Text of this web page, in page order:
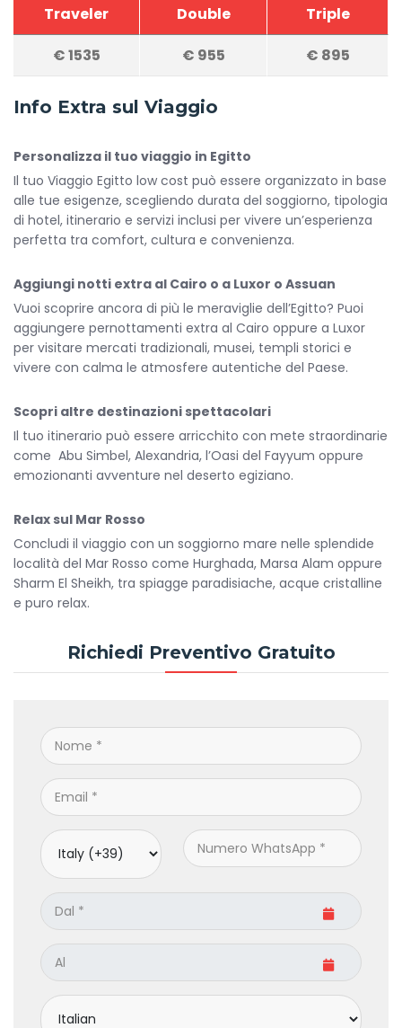
Traveler
Double
Triple
€1535 € 955 € 895
Info Extra sul Viaggio
Personalizza il tuo viaggio in Egitto
Il tuo Viaggio Egitto low cost può essere organizzato in base
alle tue esigenze, scegliendo durata del soggiorno, tipologia
di hotel, itinerario e servizi inclusi per vivere un’esperienza
perfetta tra comfort, cultura e convenienza.
Aggiungi notti extra al Cairo o a Luxor o Assuan
Vuoi scoprire ancora di più le meraviglie dell’Egitto? Puoi
aggiungere pernottamenti extra al Cairo oppure a Luxor
per visitare mercati tradizionali, musei, templi storici e
vivere con calma le atmosfere autentiche del Paese.
Scopri altre destinazioni spettacolari
Il tuo itinerario può essere arricchito con mete straordinarie
come Abu Simbel, Alexandria, l’Oasi del Fayyum oppure
emozionanti avventure nel deserto egiziano.
Relax sul Mar Rosso
Concludi il viaggio con un soggiorno mare nelle splendide
località del Mar Rosso come Hurghada, Marsa Alam oppure
Sharm El Sheikh, tra spiagge paradisiache, acque cristalline
e puro relax.
Richiedi Preventivo Gratuito